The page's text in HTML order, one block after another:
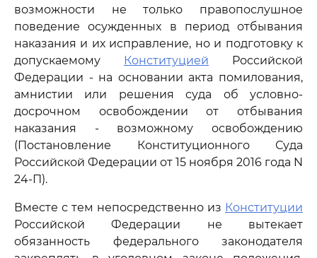
возможности не только правопослушное
поведение осужденных в период отбывания
наказания и их исправление, но и подготовку к
допускаемому
Конституцией Российской
Федерации - на основании акта помилования,
амнистии или решения суда об условно-
досрочном освобождении от отбывания
наказания - возможному освобождению
(Постановление Конституционного Суда
Российской Федерации от 15 ноября 2016 года N
24-П).
Вместе с тем непосредственно из Конституции
Российской Федерации не вытекает
обязанность федерального законодателя